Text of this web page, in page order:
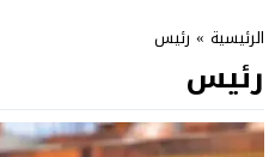
الرئيسية » رئيس
رئيس